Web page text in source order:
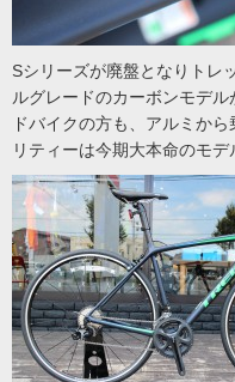
Sシリーズが廃盤となりトレ
ルグレードのカーボンモデ
ドバイクの方も、アルミか
リティーは今期大本命のモデ